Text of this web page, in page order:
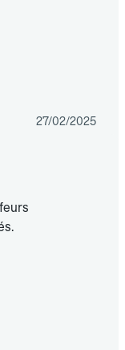
27/02/2025